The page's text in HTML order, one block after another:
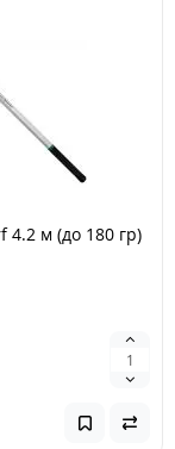
4.2 м (до 180 гр)